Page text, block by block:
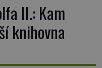
II.: Kam
knihovna